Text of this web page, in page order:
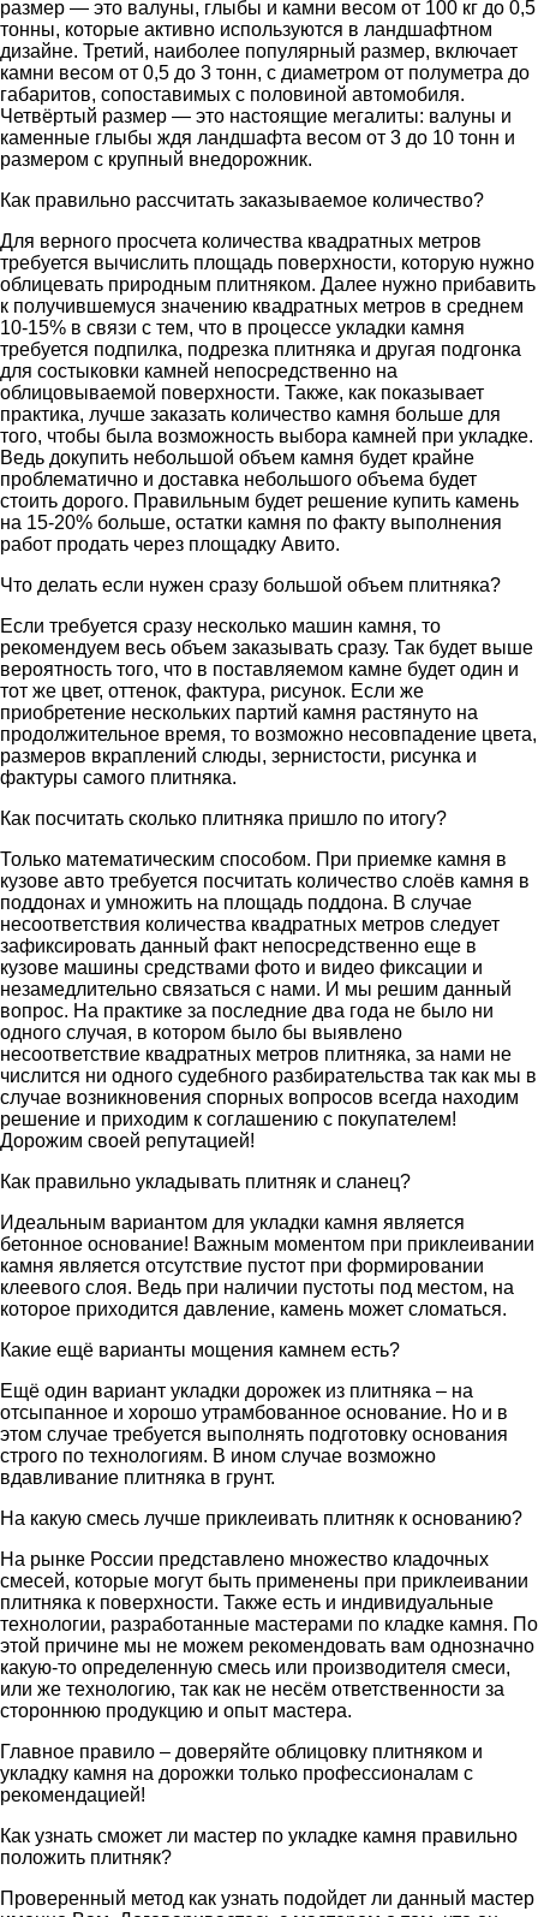
размер — это валуны, глыбы и камни весом от 100 кг до 0,5
тонны, которые активно используются в ландшафтном
дизайне. Третий, наиболее популярный размер, включает
камни весом от 0,5 до 3 тонн, с диаметром от полуметра до
габаритов, сопоставимых с половиной автомобиля.
Четвёртый размер — это настоящие мегалиты: валуны и
каменные глыбы ждя ландшафта весом от 3 до 10 тонн и
размером с крупный внедорожник.
Как правильно рассчитать заказываемое количество?
Для верного просчета количества квадратных метров
требуется вычислить площадь поверхности, которую нужно
облицевать природным плитняком. Далее нужно прибавить
к получившемуся значению квадратных метров в среднем
10-15% в связи с тем, что в процессе укладки камня
требуется подпилка, подрезка плитняка и другая подгонка
для состыковки камней непосредственно на
облицовываемой поверхности. Также, как показывает
практика, лучше заказать количество камня больше для
того, чтобы была возможность выбора камней при укладке.
Ведь докупить небольшой объем камня будет крайне
проблематично и доставка небольшого объема будет
стоить дорого. Правильным будет решение купить камень
на 15-20% больше, остатки камня по факту выполнения
работ продать через площадку Авито.
Что делать если нужен сразу большой объем плитняка?
Если требуется сразу несколько машин камня, то
рекомендуем весь объем заказывать сразу. Так будет выше
вероятность того, что в поставляемом камне будет один и
тот же цвет, оттенок, фактура, рисунок. Если же
приобретение нескольких партий камня растянуто на
продолжительное время, то возможно несовпадение цвета,
размеров вкраплений слюды, зернистости, рисунка и
фактуры самого плитняка.
Как посчитать сколько плитняка пришло по итогу?
Только математическим способом. При приемке камня в
кузове авто требуется посчитать количество слоёв камня в
поддонах и умножить на площадь поддона. В случае
несоответствия количества квадратных метров следует
зафиксировать данный факт непосредственно еще в
кузове машины средствами фото и видео фиксации и
незамедлительно связаться с нами. И мы решим данный
вопрос. На практике за последние два года не было ни
одного случая, в котором было бы выявлено
несоответствие квадратных метров плитняка, за нами не
числится ни одного судебного разбирательства так как мы в
случае возникновения спорных вопросов всегда находим
решение и приходим к соглашению с покупателем!
Дорожим своей репутацией!
Как правильно укладывать плитняк и сланец?
Идеальным вариантом для укладки камня является
бетонное основание! Важным моментом при приклеивании
камня является отсутствие пустот при формировании
клеевого слоя. Ведь при наличии пустоты под местом, на
которое приходится давление, камень может сломаться.
Какие ещё варианты мощения камнем есть?
Ещё один вариант укладки дорожек из плитняка – на
отсыпанное и хорошо утрамбованное основание. Но и в
этом случае требуется выполнять подготовку основания
строго по технологиям. В ином случае возможно
вдавливание плитняка в грунт.
На какую смесь лучше приклеивать плитняк к основанию?
На рынке России представлено множество кладочных
смесей, которые могут быть применены при приклеивании
плитняка к поверхности. Также есть и индивидуальные
технологии, разработанные мастерами по кладке камня. По
этой причине мы не можем рекомендовать вам однозначно
какую-то определенную смесь или производителя смеси,
или же технологию, так как не несём ответственности за
стороннюю продукцию и опыт мастера.
Главное правило – доверяйте облицовку плитняком и
укладку камня на дорожки только профессионалам с
рекомендацией!
Как узнать сможет ли мастер по укладке камня правильно
положить плитняк?
Проверенный метод как узнать подойдет ли данный мастер